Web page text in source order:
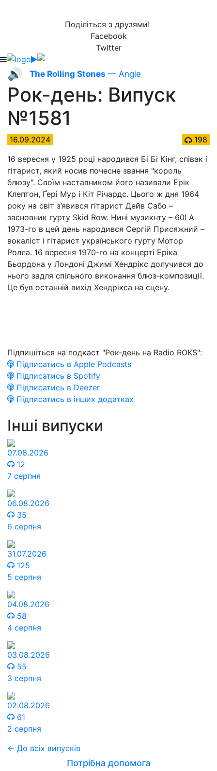
Поділіться з друзями!
Facebook
Twitter
🔊 The Rolling Stones — Angie
Рок-день: Випуск
№1581
16.09.2024
198
16 вересня у 1925 році народився Бі Бі Кінг, співак і
гітарист, який носив почесне звання "король
блюзу". Своїм наставником його називали Ерік
Клептон, Ґері Мур і Кіт Річардс. Цього ж дня 1964
року на світ з’явився гітарист Дейв Сабо –
засновник гурту Skid Row. Нині музикнту – 60! А
1973-го в цей день народився Сергій Присяжний –
вокаліст і гітарист українського гурту Мотор
Ролла. 16 вересня 1970-го на концерті Еріка
Бьордона у Лондоні Джимі Хендрікс долучився до
нього задля спільного виконання блюз-композиції.
Це був останній вихід Хендрікса на сцену.
Підпишіться на подкаст "Рок-день на Radio ROKS":
Підписатись в Apple Podcasts
Підписатись в Spotify
Підписатись в Deezer
Підписатись в інших додатках
Інші випуски
07.08.2026
12
7 серпня
06.08.2026
35
6 серпня
31.07.2026
125
5 серпня
04.08.2026
58
4 серпня
03.08.2026
55
3 серпня
02.08.2026
61
2 серпня
← До всіх випусків
Потрібна допомога